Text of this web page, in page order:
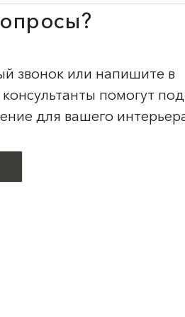
звонок или напишите в
помогут
для вашего